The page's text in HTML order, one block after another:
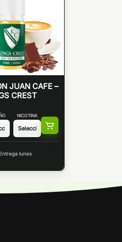
JUAN CAFE –
CREST
NICOTINA
Entrega lunes